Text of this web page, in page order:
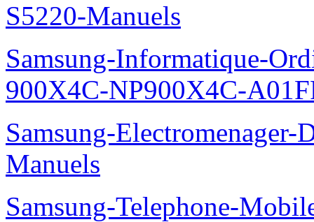
S5220-Manuels
Samsung-Informatique-
900X4C-NP900X4C-
Samsung-
Manuels
Samsung-Telephone-